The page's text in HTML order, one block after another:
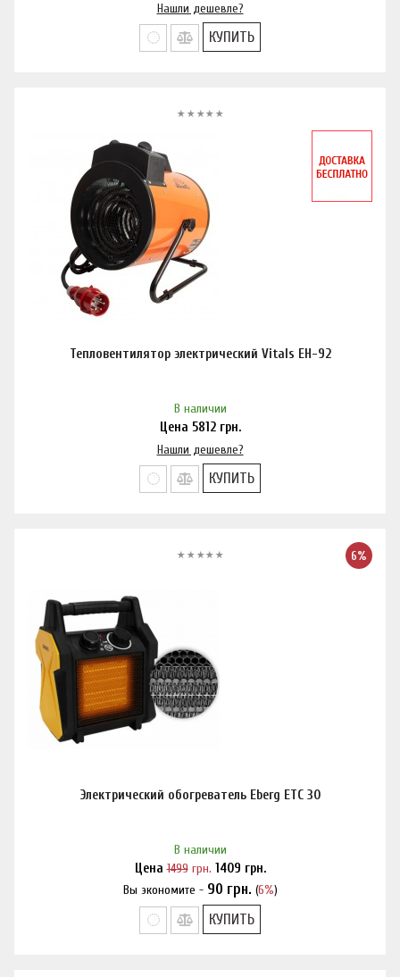
Нашли дешевле?
КУПИТЬ
Тепловентилятор электрический Vitals EH-92
В наличии
Цена 5812грн.
Нашли дешевле?
КУПИТЬ
6%
Электрический обогреватель Eberg ETC 30
В наличии
Цена1499грн. 1409 грн.
Вы экономите - 90 грн. (6%)
Нашли дешевле?
КУПИТЬ